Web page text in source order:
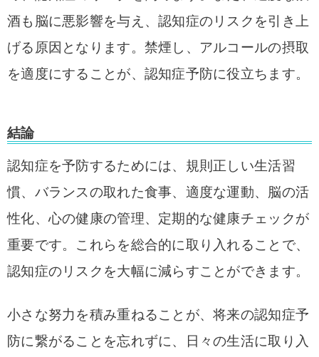
酒も脳に悪影響を与え、認知症のリスクを引き上
げる原因となります。禁煙し、アルコールの摂取
を適度にすることが、認知症予防に役立ちます。
結論
認知症を予防するためには、規則正しい生活習
慣、バランスの取れた食事、適度な運動、脳の活
性化、心の健康の管理、定期的な健康チェックが
重要です。これらを総合的に取り入れることで、
認知症のリスクを大幅に減らすことができます。
小さな努力を積み重ねることが、将来の認知症予
防に繋がることを忘れずに、日々の生活に取り入